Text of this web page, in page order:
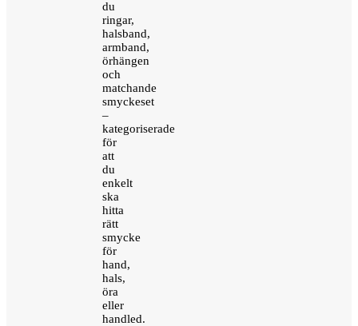
du
ringar,
halsband,
armband,
örhängen
och
matchande
smyckeset
–
kategoriserade
för
att
du
enkelt
ska
hitta
rätt
smycke
för
hand,
hals,
öra
eller
handled.